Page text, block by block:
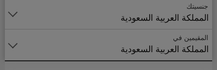
جنسيتك
المملكة العربية السعودية
المقيمين في
المملكة العربية السعودية